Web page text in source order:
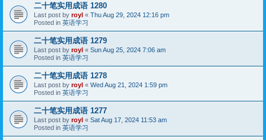
二十笔实用成语 1280
Last post by royl « Thu Aug 29, 2024 12:16 pm
Posted in 英语学习
二十笔实用成语 1279
Last post by royl « Sun Aug 25, 2024 7:06 am
Posted in 英语学习
二十笔实用成语 1278
Last post by royl « Wed Aug 21, 2024 1:59 pm
Posted in 英语学习
二十笔实用成语 1277
Last post by royl « Sat Aug 17, 2024 11:53 am
Posted in 英语学习